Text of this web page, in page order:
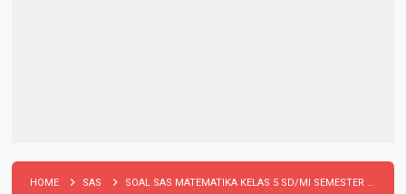
HOME SAS SOAL SAS MATEMATIKA KELAS 5 SD/MI SEMESTER 1 KURIKULUM MERDEKA TAHUN 2023/2024